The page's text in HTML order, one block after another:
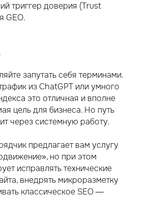
триггер доверия (Trust
GEO.
запутать себя терминами.
из ChatGPT или умного
это отличная и вполне
цель для бизнеса. Но путь
через системную работу.
предлагает вам услугу
но при этом
исправлять технические
внедрять микроразметку
классическое SEO —